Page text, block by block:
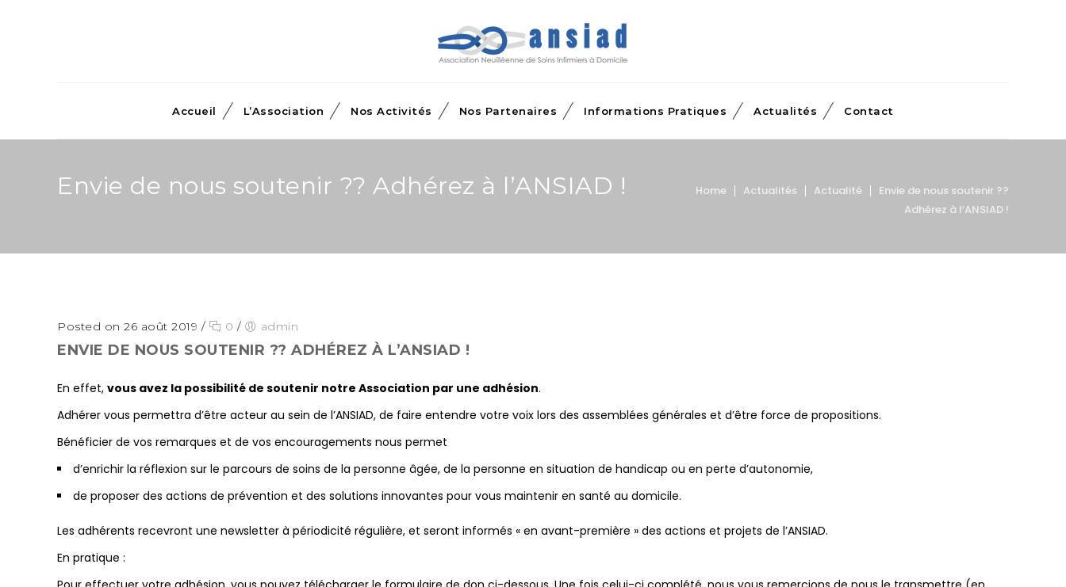
Accueil L’Association Nos Activités Nos Partenaires Informations Pratiques Actualités Contact
Envie de nous soutenir ?? Adhérez à l’ANSIAD ! Home Actualités Actualité
Envie de nous soutenir ??
Adhérez à l’ANSIAD !
Posted on 26 août 2019 / 0 / admin
ENVIE DE NOUS SOUTENIR ?? ADHÉREZ À L’ANSIAD !
En effet, vous avez la possibilité de soutenir notre Association par une adhésion.
Adhérer vous permettra d’être acteur au sein de l’ANSIAD, de faire entendre votre voix lors des assemblées générales et d’être force de propositions.
Bénéficier de vos remarques et de vos encouragements nous permet
d’enrichir la réflexion sur le parcours de soins de la personne âgée, de la personne en situation de handicap ou en perte d’autonomie,
de proposer des actions de prévention et des solutions innovantes pour vous maintenir en santé au domicile.
Les adhérents recevront une newsletter à périodicité régulière, et seront informés « en avant-première » des actions et projets de l’ANSIAD.
En pratique :